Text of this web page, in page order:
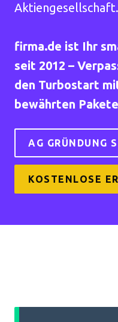
Aktiengesellschaft.
firma.de ist Ihr
seit 2012 –
den Turbostart
bewährten
AG GRÜNDUNG
KOSTENLOSE